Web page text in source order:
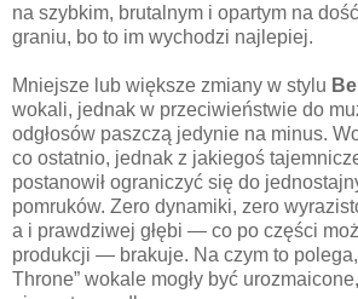
na szybkim, brutalnym i opartym na
graniu, bo to im wychodzi najlepiej.
Mniejsze lub większe zmiany w stylu
wokali, jednak w przeciwieństwie do
odgłosów paszczą jedynie na minus.
co ostatnio, jednak z jakiegoś
postanowił ograniczyć się do
pomruków. Zero dynamiki, zero
a i prawdziwej głębi — co po części
produkcji — brakuje. Na czym to
Throne” wokale mogły być